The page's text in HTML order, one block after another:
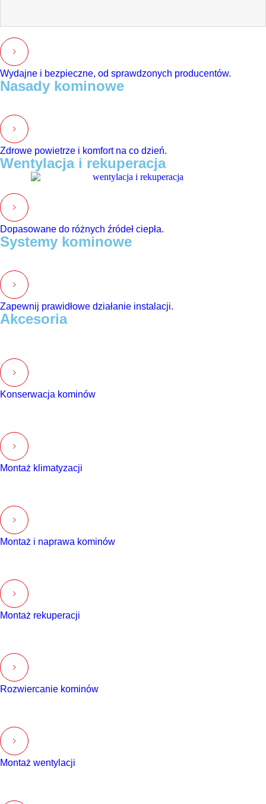
Wydajne i bezpieczne, od sprawdzonych producentów.
Nasady kominowe
Zdrowe powietrze i komfort na co dzień.
Wentylacja i rekuperacja
Dopasowane do różnych źródeł ciepła.
Systemy kominowe
Zapewnij prawidłowe działanie instalacji.
Akcesoria
Konserwacja kominów
Montaż klimatyzacji
Montaż i naprawa kominów
Montaż rekuperacji
Rozwiercanie kominów
Montaż wentylacji